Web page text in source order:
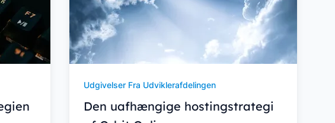
Udgivelser Fra Udviklerafdelingen
Den uafhængige hostingstrategi